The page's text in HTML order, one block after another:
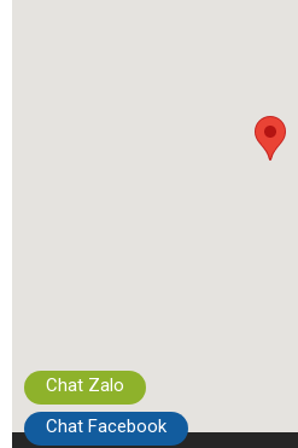
Chat Zalo
Chat Facebook